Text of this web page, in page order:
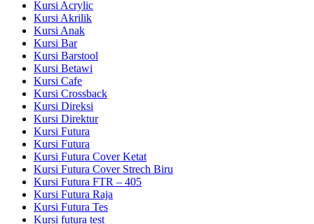
Kursi Acrylic
Kursi Akrilik
Kursi Anak
Kursi Bar
Kursi Barstool
Kursi Betawi
Kursi Cafe
Kursi Crossback
Kursi Direksi
Kursi Direktur
Kursi Futura
Kursi Futura
Kursi Futura Cover Ketat
Kursi Futura Cover Strech Biru
Kursi Futura FTR – 405
Kursi Futura Raja
Kursi Futura Tes
Kursi futura test